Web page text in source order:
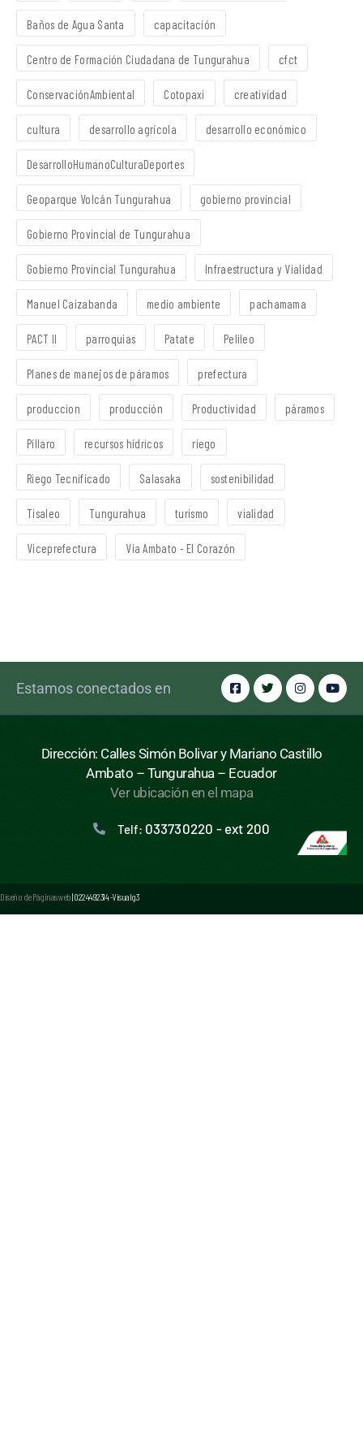
Baños de Agua Santa capacitación
Centro de Formación Ciudadana de Tungurahua cfct
ConservaciónAmbiental Cotopaxi creatividad
cultura desarrollo agrícola desarrollo económico
DesarrolloHumanoCulturaDeportes
Geoparque Volcán Tungurahua gobierno provincial
Gobierno Provincial de Tungurahua
Gobierno Provincial Tungurahua Infraestructura y Vialidad
Manuel Caizabanda medio ambiente pachamama
PACT II parroquias Patate Pelileo
Planes de manejos de páramos prefectura
produccion producción Productividad páramos
Píllaro recursos hídricos riego
Riego Tecnificado Salasaka sostenibilidad
Tisaleo Tungurahua turismo vialidad
Viceprefectura Vía Ambato - El Corazón
Estamos conectados en
Dirección: Calles Simón Bolivar y Mariano Castillo
Ambato – Tungurahua – Ecuador
Ver ubicación en el mapa
Telf: 033730220 - ext 200
Diseño de Páginas web| 0224492314 -Visualg3